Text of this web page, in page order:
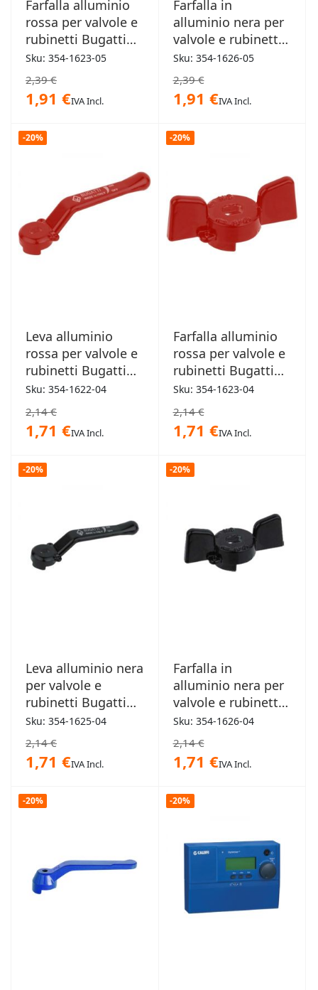
Farfalla alluminio
rossa per valvole e
rubinetti Bugatti
3/4"
Sku: 354-1623-05
2,39 €
1,91 €IVA Incl.
Farfalla in
alluminio nera per
valvole e rubinetti
Bugatti 3/4"
Sku: 354-1626-05
2,39 €
1,91 €IVA Incl.
-20%
Leva alluminio
rossa per valvole e
rubinetti Bugatti
1/2"
Sku: 354-1622-04
2,14 €
1,71 €IVA Incl.
-20%
Farfalla alluminio
rossa per valvole e
rubinetti Bugatti
1/2"
Sku: 354-1623-04
2,14 €
1,71 €IVA Incl.
-20%
Leva alluminio nera
per valvole e
rubinetti Bugatti
1/2"
Sku: 354-1625-04
2,14 €
1,71 €IVA Incl.
-20%
Farfalla in
alluminio nera per
valvole e rubinetti
Bugatti 1/2"
Sku: 354-1626-04
2,14 €
1,71 €IVA Incl.
-20% -20%